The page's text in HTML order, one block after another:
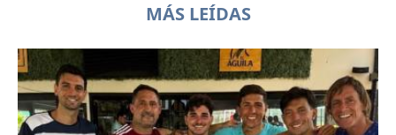
MÁS LEÍDAS